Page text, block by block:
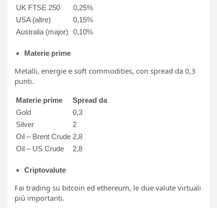
UK FTSE 250
0,25%
USA (altre)
0,15%
Australia (major)
0,10%
Materie prime
Metalli, energie e soft commodities, con spread da 0,3
punti.
Materie prime
Spread da
Gold
0,3
Silver
2
Oil – Brent Crude 2,8
Oil – US Crude
2,8
Criptovalute
Fai trading su bitcoin ed ethereum, le due valute virtuali
più importanti.